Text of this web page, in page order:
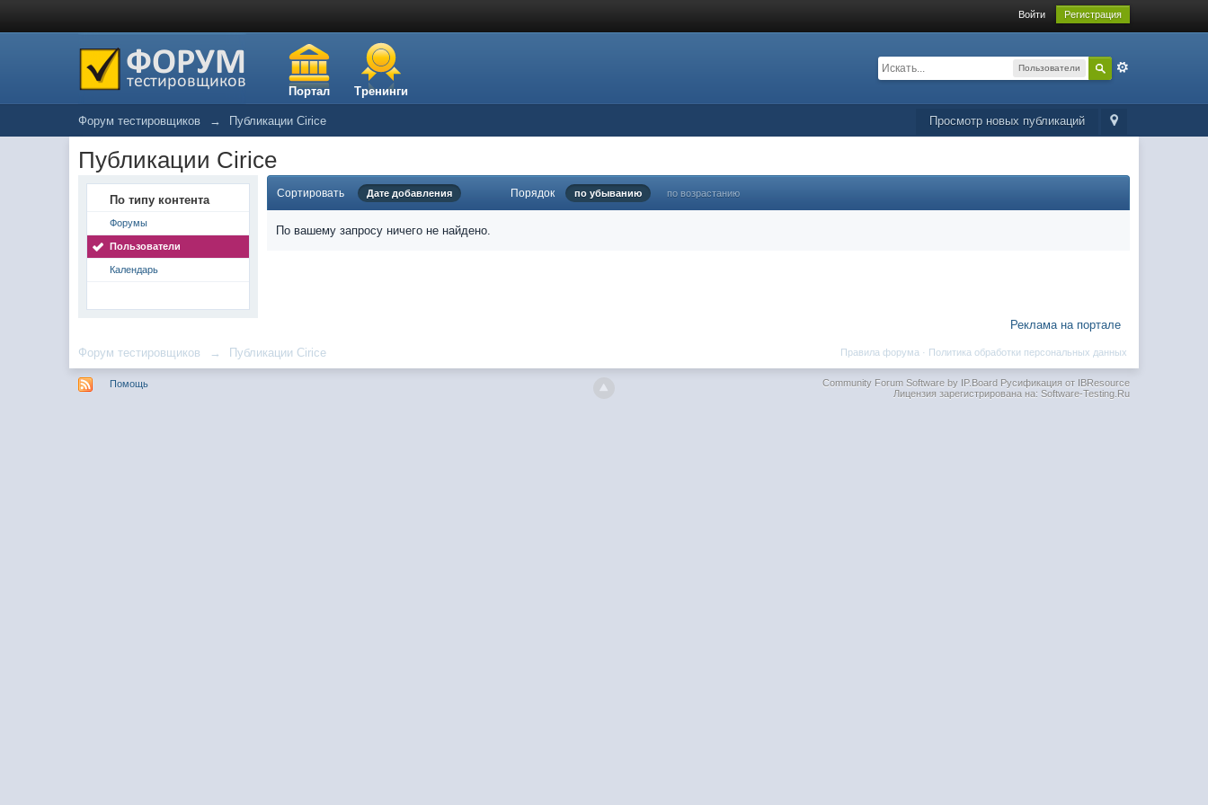
Войти Регистрация
Портал Тренинги
Пользователи
Просмотр новых публикаций
Форум тестировщиков → Публикации Cirice
Публикации Cirice
По типу контента
Форумы
Пользователи
Календарь
Сортировать Дате добавления Порядок по убыванию по возрастанию
По вашему запросу ничего не найдено.
Реклама на портале
Форум тестировщиков → Публикации Cirice Политика обработки персональных данных
Правила форума ·
Помощь Community Forum Software by IP.BoardРусификация от IBResource
Лицензия зарегистрирована на: Software-Testing.Ru